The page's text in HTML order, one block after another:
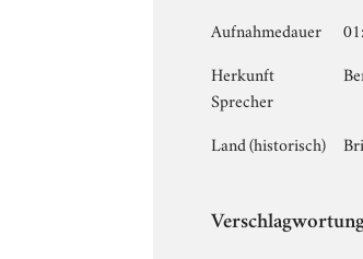
Aufnahmedauer
Herkunft
Sprecher
Land (historisch)